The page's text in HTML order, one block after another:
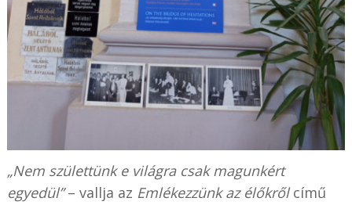
„Nem születtünk e világra csak magunkért
egyedül”– vallja az Emlékezzünk az élőkrőlcímű